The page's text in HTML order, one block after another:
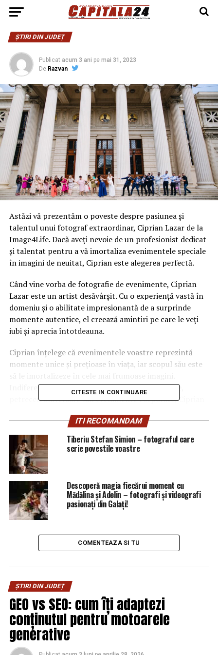
ȘTIRI DIN JUDEȚ
Publicat acum 3 ani pe mai 31, 2023
De Razvan
Astăzi vă prezentăm o poveste despre pasiunea și
talentul unui fotograf extraordinar, Ciprian Lazar de la
Image4Life. Dacă aveți nevoie de un profesionist dedicat
și talentat pentru a vă imortaliza evenimentele speciale
în imagini de neuitat, Ciprian este alegerea perfectă.
Când vine vorba de fotografie de evenimente, Ciprian
Lazar este un artist desăvârșit. Cu o experiență vastă în
domeniu și o abilitate impresionantă de a surprinde
momente autentice, el creează amintiri pe care le veți
iubi și aprecia întotdeauna.
Ciprian înțelege că evenimentele voastre reprezintă
momente unice și prețioase în viața, iar scopul său este
Indiferent dacă este vorba despre nunți elegante,
petreceri aniversare sau evenimente corporate, Ciprian
importante.
Unul dintre cele mai remarcabile aspecte ale stilului
fotografic al lui Ciprian este abilitatea sa de a surprinde
instantanee pline de viață și de a le transforma în opere
de artă fotografică. Fiecare imagine realizată de el este
CITESTE IN CONTINUARE
ITI RECOMANDAM
Tiberiu Stefan Simion – fotograful care
scrie povestile voastre
Descoperă magia fiecărui moment cu
Mădălina și Adelin – fotografi și videografi
pasionați din Galați!
COMENTEAZA SI TU
ȘTIRI DIN JUDEȚ
GEO vs SEO: cum îți adaptezi
conținutul pentru motoarele
generative